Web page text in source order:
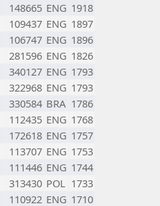
148665 ENG 1918
109437 ENG 1897
106747 ENG 1896
281596 ENG 1826
340127 ENG 1793
322968 ENG 1793
330584 BRA 1786
112435 ENG 1768
172618 ENG 1757
113707 ENG 1753
111446 ENG 1744
313430 POL 1733
110922 ENG 1710